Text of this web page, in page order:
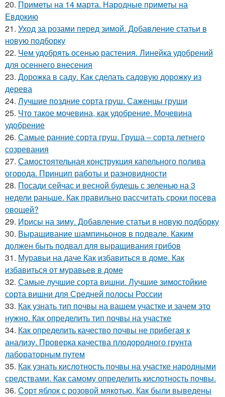
20. Приметы на 14 марта. Народные приметы на
Евдокию
21. Уход за розами перед зимой. Добавление статьи в
новую подборку
22. Чем удобрять осенью растения. Линейка удобрений
для осеннего внесения
23. Дорожка в саду. Как сделать садовую дорожку из
дерева
24. Лучшие поздние сорта груш. Саженцы груши
25. Что такое мочевина, как удобрение. Мочевина
удобрение
26. Самые ранние сорта груш. Груша – сорта летнего
созревания
27. Самостоятельная конструкция капельного полива
огорода. Принцип работы и разновидности
28. Посади сейчас и весной будешь с зеленью на 3
недели раньше. Как правильно рассчитать сроки посева
овощей?
29. Ирисы на зиму. Добавление статьи в новую подборку
30. Выращивание шампиньонов в подвале. Каким
должен быть подвал для выращивания грибов
31. Муравьи на даче Как избавиться в доме. Как
избавиться от муравьев в доме
32. Самые лучшие сорта вишни. Лучшие зимостойкие
сорта вишни для Средней полосы России
33. Как узнать тип почвы на вашем участке и зачем это
нужно. Как определить тип почвы на участке
34. Как определить качество почвы не прибегая к
анализу. Проверка качества плодородного грунта
лабораторным путем
35. Как узнать кислотность почвы на участке народными
средствами. Как самому определить кислотность почвы.
36. Сорт яблок с розовой мякотью. Как были выведены